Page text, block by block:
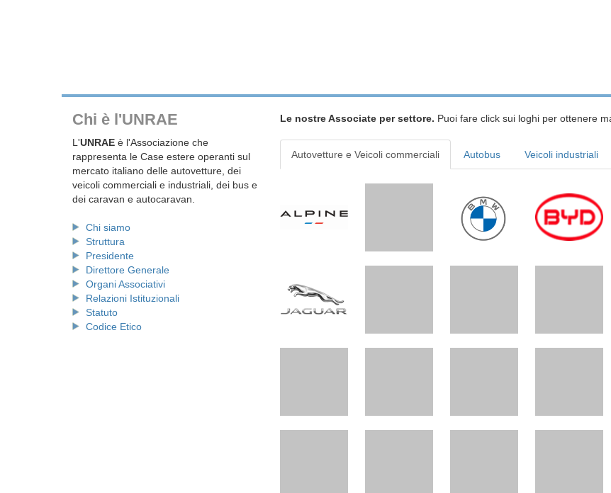
Chi è l'UNRAE
L'UNRAE è l'Associazione che
rappresenta le Case estere operanti sul
mercato italiano delle autovetture, dei
veicoli commerciali e industriali, dei bus e
dei caravan e autocaravan.
Chi siamo
Struttura
Presidente
Direttore Generale
Organi Associativi
Relazioni Istituzionali
Statuto
Codice Etico
Le nostre Associate per settore. Puoi fare click sui loghi per ottenere
Autovetture e Veicoli commerciali Autobus Veicoli industriali